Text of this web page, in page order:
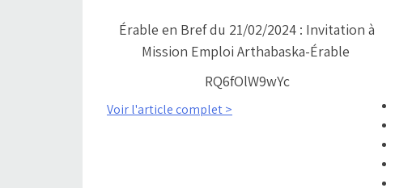
Érable en Bref du 21/02/2024 : Invitation à
Mission Emploi Arthabaska-Érable
RQ6fOlW9wYc
Voir l'article complet >